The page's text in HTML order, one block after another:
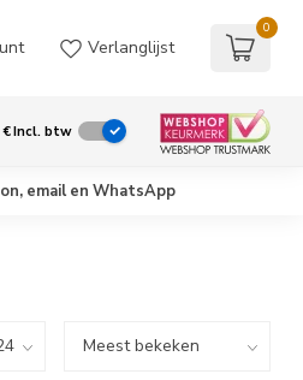
Verlanglijst
0
€Incl. btw
email en WhatsApp